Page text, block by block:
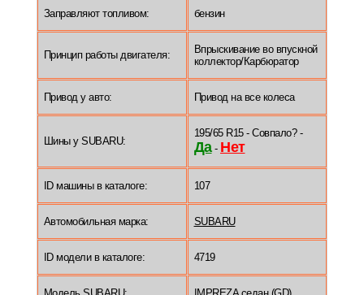
Заправляют топливом: бензин
Принцип работы двигателя:
Впрыскивание во впускной
коллектор/Карбюратор
Привод у авто: Привод на все колеса
Шины у SUBARU:
195/65 R15 - Совпало? -
Да- Нет
ID машины в каталоге: 107
Автомобильная марка: SUBARU
ID модели в каталоге: 4719